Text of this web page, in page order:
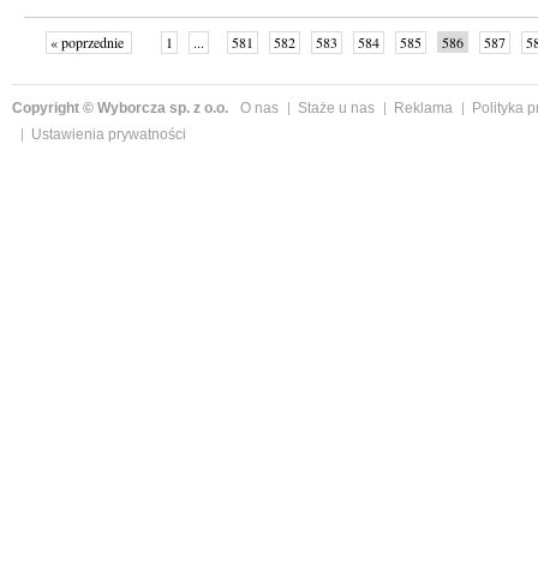
« poprzednie 1 ... 581 582 583 584 585 586 587
Copyright © Wyborcza sp. z o.o. O nas Staże u nas Reklama
Polityka
Ustawienia prywatności